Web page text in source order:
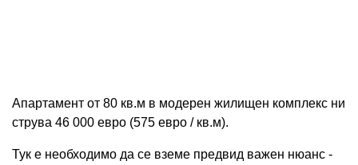
Апартамент от 80 кв.м в модерен жилищен комплекс ни
струва 46 000 евро (575 евро / кв.м).
Тук е необходимо да се вземе предвид важен нюанс -